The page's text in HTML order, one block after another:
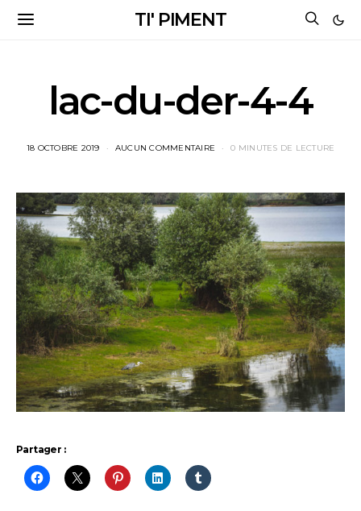
TI' PIMENT
lac-du-der-4-4
18 OCTOBRE 2019 AUCUN COMMENTAIRE 0 MINUTES DE LECTURE
Partager :